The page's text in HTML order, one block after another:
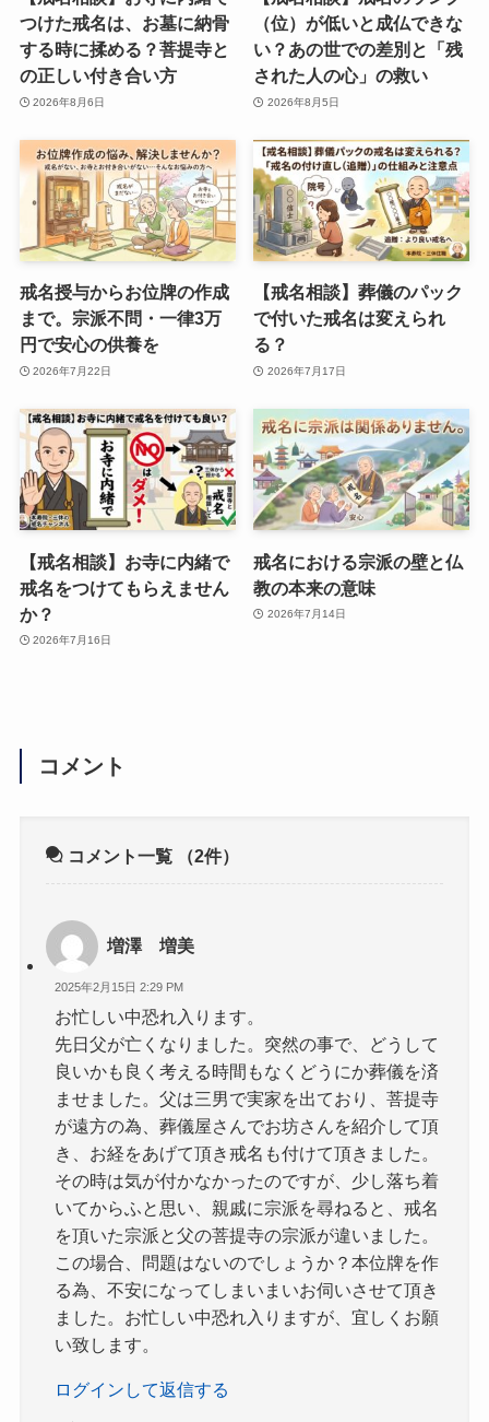
つけた戒名は、お墓に納骨
する時に揉める？菩提寺と
の正しい付き合い方
2026年8月6日
（位）が低いと成仏できな
い？あの世での差別と「残
された人の心」の救い
2026年8月5日
戒名授与からお位牌の作成
まで。宗派不問・一律3万
円で安心の供養を
2026年7月22日
【戒名相談】葬儀のパック
で付いた戒名は変えられ
る？
2026年7月17日
【戒名相談】お寺に内緒で
戒名をつけてもらえません
か？
2026年7月16日
戒名における宗派の壁と仏
教の本来の意味
2026年7月14日
コメント
コメント一覧 （2件）
増澤 増美
2025年2月15日 2:29 PM
お忙しい中恐れ入ります。
先日父が亡くなりました。突然の事で、どうして
良いかも良く考える時間もなくどうにか葬儀を済
ませました。父は三男で実家を出ており、菩提寺
が遠方の為、葬儀屋さんでお坊さんを紹介して頂
き、お経をあげて頂き戒名も付けて頂きました。
その時は気が付かなかったのですが、少し落ち着
いてからふと思い、親戚に宗派を尋ねると、戒名
を頂いた宗派と父の菩提寺の宗派が違いました。
この場合、問題はないのでしょうか？本位牌を作
る為、不安になってしまいまいお伺いさせて頂き
ました。お忙しい中恐れ入りますが、宜しくお願
い致します。
ログインして返信する